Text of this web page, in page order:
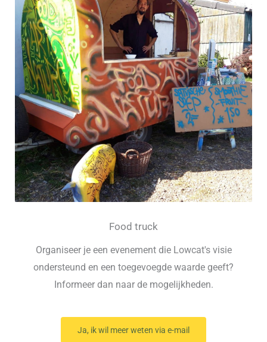
Food truck
Organiseer je een evenement die Lowcat's visie
ondersteund en een toegevoegde waarde geeft?
Informeer dan naar de mogelijkheden.
Ja, ik wil meer weten via e-mail